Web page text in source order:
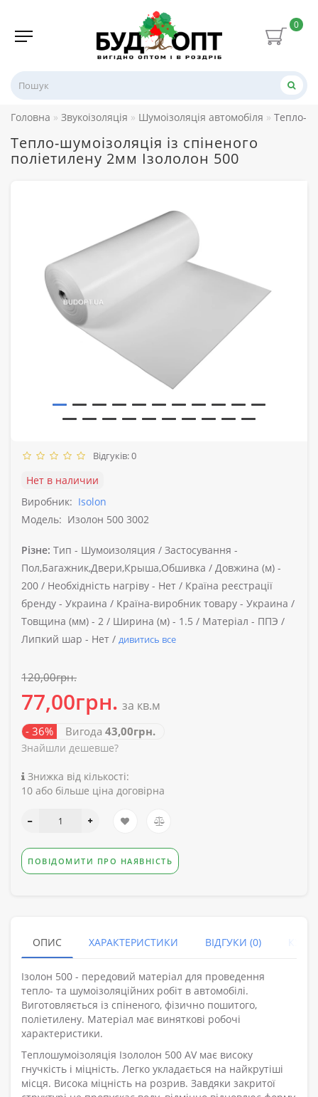
0
Головна Звукоізоляція Шумоізоляція автомобіля Тепло-
Тепло-шумоізоляція із спіненого
поліетилену 2мм Ізололон 500
Відгуків: 0
Нет в наличии
Виробник: Isolon
Модель: Изолон 500 3002
Різне: Тип - Шумоизоляция / Застосування -
Пол,Багажник,Двери,Крыша,Обшивка / Довжина (м) -
200 / Необхідність нагріву - Нет / Країна реєстрації
бренду - Украина / Країна-виробник товару - Украина /
Товщина (мм) - 2 / Ширина (м) - 1.5 / Матеріал - ППЭ /
Липкий шар - Нет / дивитись все
120,00грн.
77,00грн. за кв.м
- 36% Вигода 43,00грн.
Знайшли дешевше?
Знижка від кількості:
10 або більше ціна договірна
ПОВІДОМИТИ ПРО НАЯВНІСТЬ
ОПИС ХАРАКТЕРИСТИКИ ВІДГУКИ (0)
Ізолон 500 - передовий матеріал для проведення
тепло- та шумоізоляційних робіт в автомобілі.
Виготовляється із спіненого, фізично пошитого,
поліетилену. Матеріал має виняткові робочі
характеристики.
Теплошумоізоляція Ізололон 500 AV має високу
гнучкість і міцність. Легко укладається на найкрутіші
місця. Висока міцність на розрив. Завдяки закритої